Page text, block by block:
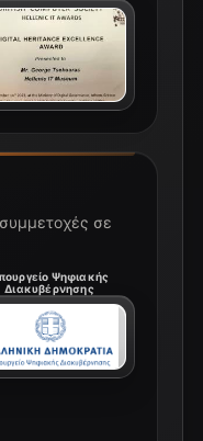
σε
Ψηφιακής
Διακυβέρνησης